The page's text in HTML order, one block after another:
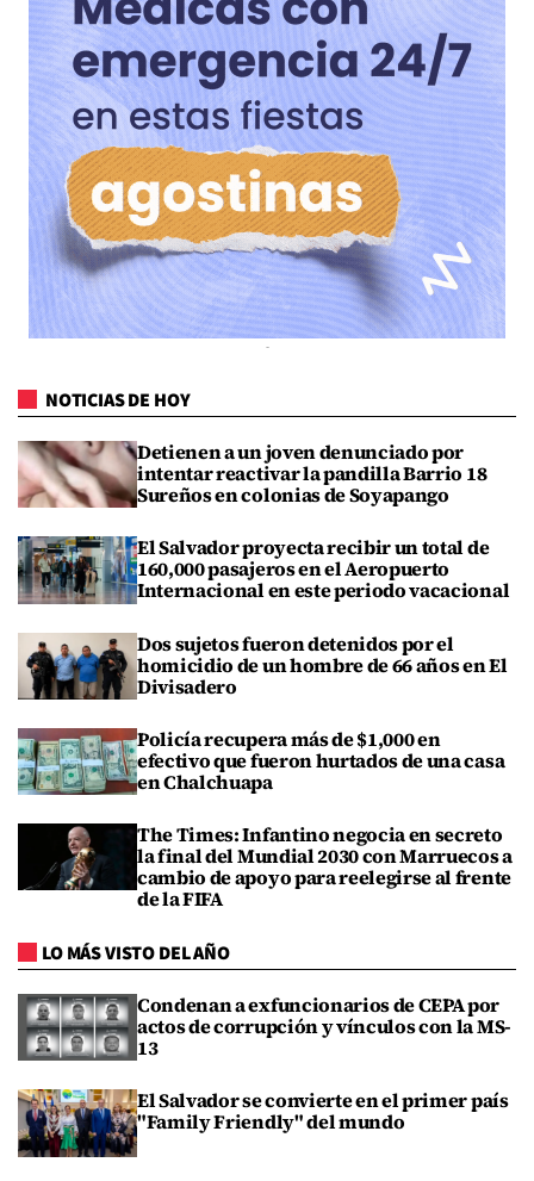
NOTICIAS DE HOY
Detienen a un joven denunciado por
intentar reactivar la pandilla Barrio 18
Sureños en colonias de Soyapango
El Salvador proyecta recibir un total de
160,000 pasajeros en el Aeropuerto
Internacional en este periodo vacacional
Dos sujetos fueron detenidos por el
homicidio de un hombre de 66 años en El
Divisadero
Policía recupera más de $1,000 en
efectivo que fueron hurtados de una casa
en Chalchuapa
The Times: Infantino negocia en secreto
la final del Mundial 2030 con Marruecos a
cambio de apoyo para reelegirse al frente
de la FIFA
LO MÁS VISTO DEL AÑO
Condenan a exfuncionarios de CEPA por
actos de corrupción y vínculos con la MS-
13
El Salvador se convierte en el primer país
"Family Friendly" del mundo